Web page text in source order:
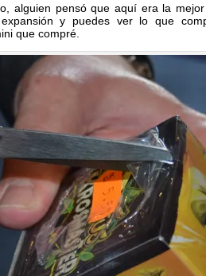
alguien pensó que aquí era la
y puedes ver lo que
que compré.